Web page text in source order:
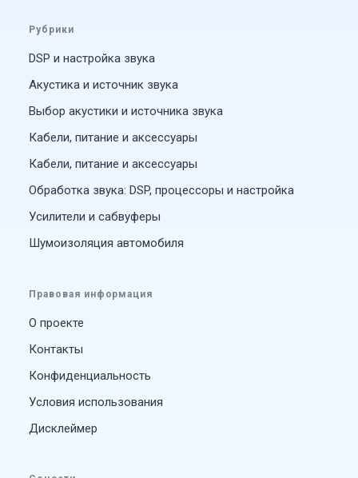
Рубрики
DSP и настройка звука
Акустика и источник звука
Выбор акустики и источника звука
Кабели, питание и аксессуары
Кабели, питание и аксессуары
Обработка звука: DSP, процессоры и настройка
Усилители и сабвуферы
Шумоизоляция автомобиля
Правовая информация
О проекте
Контакты
Конфиденциальность
Условия использования
Дисклеймер